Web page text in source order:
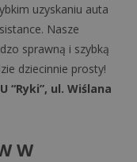
uzyskaniu auta
Nasze
sprawną i szybką
dziecinnie prosty!
“Ryki”, ul. Wiślana
W